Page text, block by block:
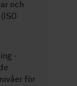
och
-
för